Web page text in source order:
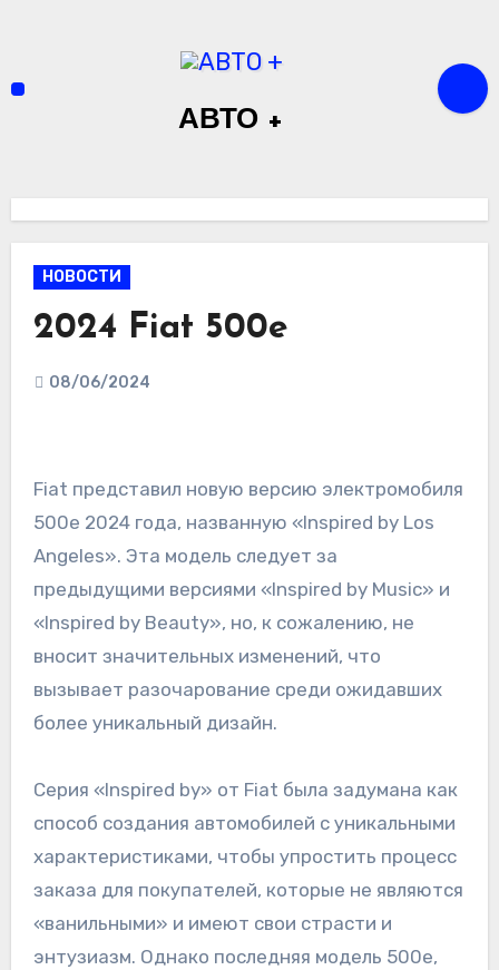
АВТО +
НОВОСТИ
2024 Fiat 500e
08/06/2024
Fiat представил новую версию электромобиля
500e 2024 года, названную «Inspired by Los
Angeles». Эта модель следует за
предыдущими версиями «Inspired by Music» и
«Inspired by Beauty», но, к сожалению, не
вносит значительных изменений, что
вызывает разочарование среди ожидавших
более уникальный дизайн.
Серия «Inspired by» от Fiat была задумана как
способ создания автомобилей с уникальными
характеристиками, чтобы упростить процесс
заказа для покупателей, которые не являются
«ванильными» и имеют свои страсти и
энтузиазм. Однако последняя модель 500e,